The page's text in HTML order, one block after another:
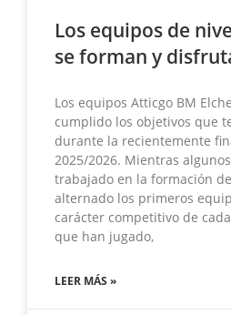
Los equipos de
se forman y
Los equipos Atticgo BM
cumplido los objetivos que
durante la recientemente
2025/2026. Mientras
trabajado en la formación
alternado los primeros
carácter competitivo de
que han jugado,
LEER MÁS »